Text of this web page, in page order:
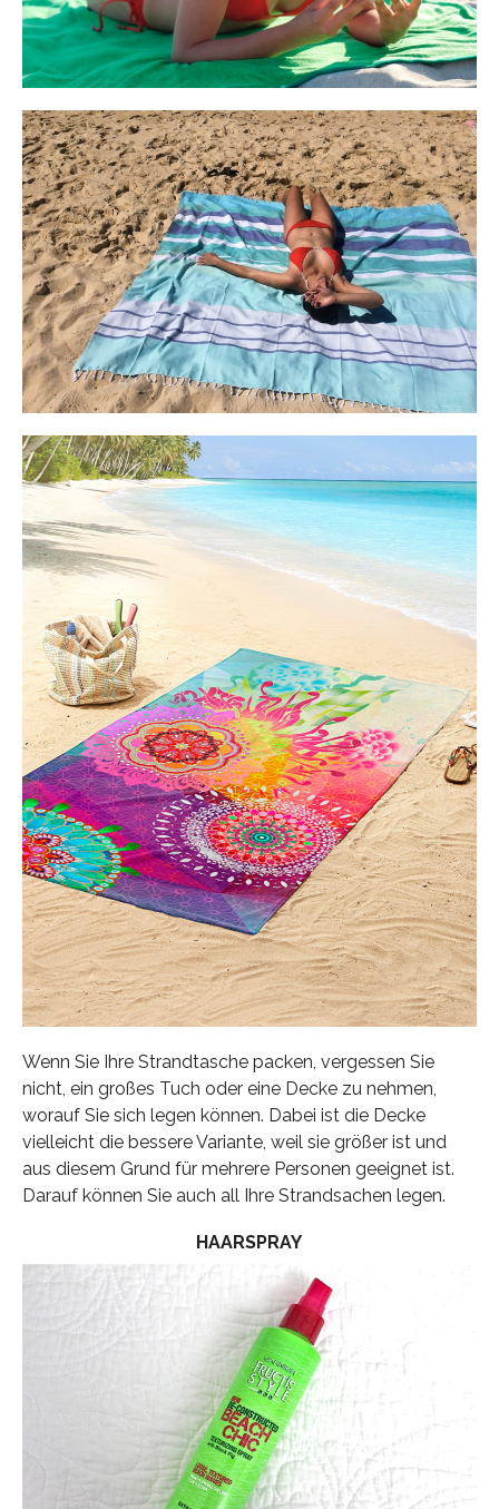
Wenn Sie Ihre Strandtasche packen, vergessen Sie
nicht, ein großes Tuch oder eine Decke zu nehmen,
worauf Sie sich legen können. Dabei ist die Decke
vielleicht die bessere Variante, weil sie größer ist und
aus diesem Grund für mehrere Personen geeignet ist.
Darauf können Sie auch all Ihre Strandsachen legen.
HAARSPRAY